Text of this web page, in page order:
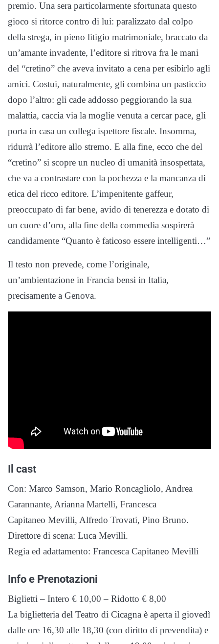
premio. Una sera particolarmente sfortunata questo
gioco si ritorce contro di lui: paralizzato dal colpo
della strega, in pieno litigio matrimoniale, braccato da
un’amante invadente, l’editore si ritrova fra le mani
del “cretino” che aveva invitato a cena per esibirlo agli
amici. Costui, naturalmente, gli combina un pasticcio
dopo l’altro: gli cade addosso peggiorando la sua
malattia, caccia via la moglie venuta a cercar pace, gli
porta in casa un collega ispettore fiscale. Insomma,
ridurrà l’editore allo stremo. E alla fine, ecco che del
“cretino” si scopre un nucleo di umanità insospettata,
che va a contrastare con la pochezza e la mancanza di
etica del ricco editore. L’impenitente gaffeur,
preoccupato di far bene, avido di tenerezza e dotato di
un cuore d’oro, alla fine della commedia sospirerà
candidamente “Quanto è faticoso essere intelligenti…”
Il testo non prevede, come l’originale,
un’ambientazione in Francia bensì in Italia,
precisamente a Genova.
Il cast
Con: Marco Samson, Mario Roncagliolo, Andrea
Carannante, Arianna Martelli, Francesca
Capitaneo Mevilli, Alfredo Trovati, Pino Bruno.
Direttore di scena: Luca Mevilli.
Regia ed adattamento: Francesca Capitaneo Mevilli
Info e Prenotazioni
Biglietti – Intero € 10,00 – Ridotto € 8,00
La biglietteria del Teatro di Cicagna è aperta il giovedì
dalle ore 16,30 alle 18,30 (con diritto di prevendita) e